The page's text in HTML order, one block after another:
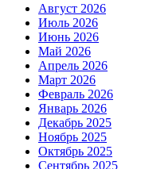
Август 2026
Июль 2026
Июнь 2026
Май 2026
Апрель 2026
Март 2026
Февраль 2026
Январь 2026
Декабрь 2025
Ноябрь 2025
Октябрь 2025
Сентябрь 2025